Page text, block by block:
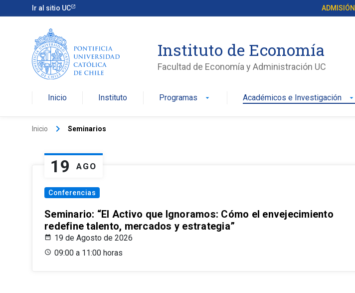
Ir al sitio UC ADMISIÓN
Instituto de Economía
Facultad de Economía y Administración UC
Inicio Instituto Programas arrow_drop_down Académicos e Investigación arrow_drop_down
Inicio keyboard_arrow_right Seminarios
19 AGO
Conferencias
Seminario: “El Activo que Ignoramos: Cómo el envejecimiento
redefine talento, mercados y estrategia”
19 de Agosto de 2026
09:00 a 11:00 horas